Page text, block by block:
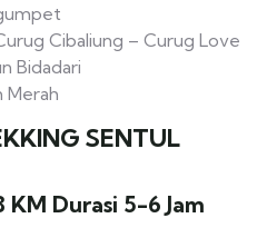
Cibaliung – Curug Love
Bidadari
Merah
SENTUL
Durasi 5-6 Jam